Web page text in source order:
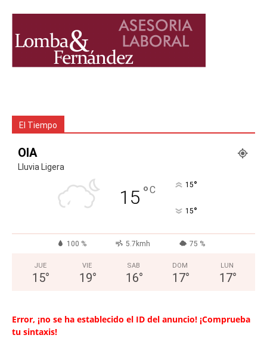
El Tiempo
OIA
Lluvia Ligera
15 °C 15°
15°
100 % 5.7kmh 75 %
JUE
15°
VIE
19°
SAB
16°
DOM
17°
LUN
17°
Error, ¡no se ha establecido el ID del anuncio! ¡Comprueba
tu sintaxis!